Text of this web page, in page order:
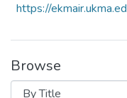
https://
Browse